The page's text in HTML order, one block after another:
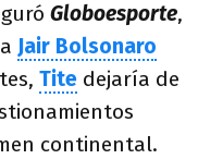
Globoesporte,
Jair Bolsonaro
Tite dejaría de
continental.